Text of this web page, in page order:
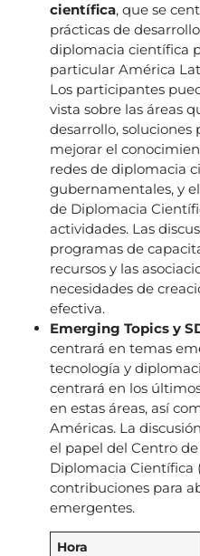
científica, que se
prácticas de
diplomacia científica
particular América
Los participantes
vista sobre las áreas
desarrollo, soluciones
mejorar el
redes de diplomacia
gubernamentales, y
de Diplomacia
actividades. Las
programas de
recursos y las
necesidades de
efectiva.
Emerging Topics y
centrará en temas
tecnología y
centrará en los
en estas áreas, así
Américas. La
el papel del Centro
Diplomacia Científica
contribuciones para
emergentes.
Hora